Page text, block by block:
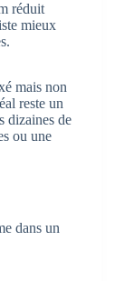
réduit
mieux
mais non
reste un
dizaines de
ou une
dans un